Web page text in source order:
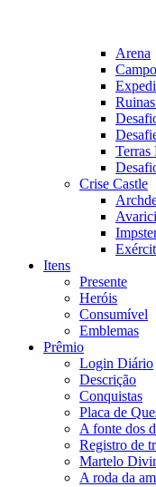
Arena
Terras
Crise Castle
Itens
Presente
Heróis
Consumível
Emblemas
Prêmio
Login Diário
Descrição
Conquistas
Placa de
A fonte dos
Registro de
Martelo
A roda da